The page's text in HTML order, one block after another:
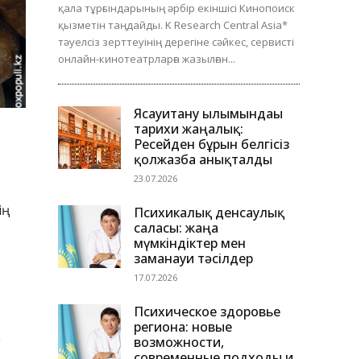
қала тұрғындарының әрбір екіншісі Кинопоиск
қызметін таңдайды. K Research Central Asia*
тәуелсіз зерттеуінің дерегіне сәйкес, сервисті
онлайн-кинотеатрларға жазылған...
Ясауитану ғылымындағы
тарихи жаңалық:
Ресейден бұрын белгісіз
қолжазба анықталды
23.07.2026
Психикалық денсаулық
саласы: жаңа
мүмкіндіктер мен
заманауи тәсілдер
17.07.2026
Психическое здоровье
региона: новые
возможности,